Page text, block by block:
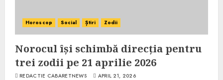
Horoscop Social Știri Zodii
Norocul își schimbă direcția pentru
trei zodii pe 21 aprilie 2026
REDACTIE CABARETNEWS APRIL 21, 2026